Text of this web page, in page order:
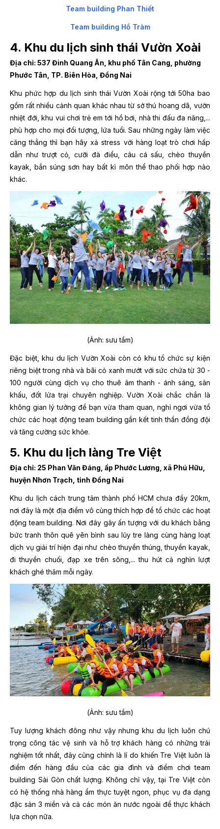
Team building Phan Thiết
Team building Hồ Tràm
4. Khu du lịch sinh thái Vườn Xoài
Địa chỉ: 537 Đinh Quang Ân, khu phố Tân Cang, phường
Phước Tân, TP. Biên Hòa, Đồng Nai
Khu phức hợp du lịch sinh thái Vườn Xoài rộng tới 50ha bao
gồm rất nhiều cảnh quan khác nhau từ sở thú hoang dã, vườn
nhiệt đới, khu vui chơi trẻ em tới hồ bơi, nhà thi đấu đa năng,...
phù hợp cho mọi đối tượng, lứa tuổi. Sau những ngày làm việc
căng thẳng thì bạn hãy xả stress với hàng loạt trò chơi hấp
dẫn như trượt cỏ, cưỡi đà điểu, câu cá sấu, chèo thuyền
kayak, bắn súng sơn hay bất kì môn thể thao phối hợp nào
khác.
(Ảnh: sưu tầm)
Đặc biệt, khu du lịch Vườn Xoài còn có khu tổ chức sự kiện
riêng biệt trong nhà và bãi cỏ xanh mướt với sức chứa từ 30 -
100 người cùng dịch vụ cho thuê âm thanh - ánh sáng, sân
khấu, đốt lửa trại chuyên nghiệp. Vườn Xoài chắc chắn là
không gian lý tưởng để bạn vừa tham quan, nghỉ ngơi vừa tổ
chức các hoạt động team building gắn kết tinh thần đồng đội
và tăng cường sức khỏe.
5. Khu du lịch làng Tre Việt
Địa chỉ: 25 Phan Văn Đáng, ấp Phước Lương, xã Phú Hữu,
huyện Nhơn Trạch, tỉnh Đồng Nai
Khu du lịch cách trung tâm thành phố HCM chưa đầy 20km,
nơi đây là một địa điểm vô cùng thích hợp để tổ chức các hoạt
động team building. Nơi đây gây ấn tượng với du khách bằng
bức tranh thôn quê yên bình sau lũy tre làng cùng hàng loạt
dịch vụ giải trí hiện đại như chèo thuyền thúng, thuyền kayak,
đi thuyền chuối, đạp xe trên sông,... thu hút cả nghìn lượt
khách ghé thăm mỗi ngày.
(Ảnh: sưu tầm)
Tuy lượng khách đông như vậy nhưng khu du lịch luôn chú
trọng công tác vệ sinh và hỗ trợ khách hàng có những trải
nghiệm tốt nhất, đây cũng chính là lí do khiến Tre Việt luôn là
điểm đến hàng đầu của các gia đình và điểm chơi team
building Sài Gòn chất lượng. Không chỉ vậy, tại Tre Việt còn
có hệ thống nhà hàng ẩm thực tuyệt ngon, phục vụ đa dạng
đặc sản 3 miền và cả các món ăn nước ngoài để thực khách
lựa chọn nữa.